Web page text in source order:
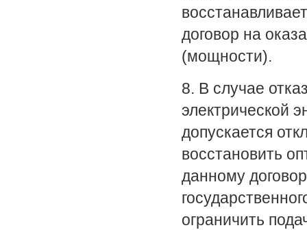
договор на
(мощности).
8. В случае
электрической
допускается
восстановить
данному
ограничить